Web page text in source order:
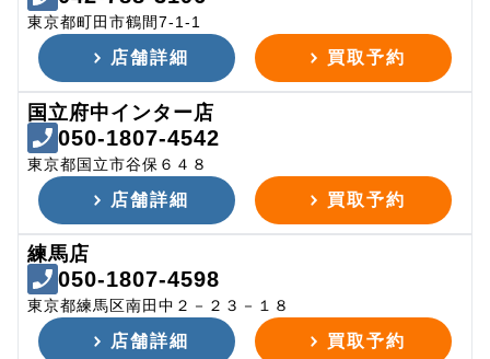
東京都町田市鶴間7-1-1
店舗詳細 買取予約
国立府中インター店
050-1807-4542
東京都国立市谷保６４８
店舗詳細 買取予約
練馬店
050-1807-4598
東京都練馬区南田中２－２３－１８
店舗詳細 買取予約